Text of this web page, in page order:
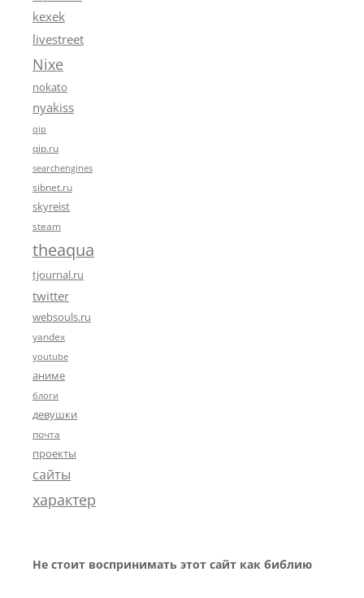
kexek
livestreet
Nixe
nokato
nyakiss
qip
qip.ru
searchengines
sibnet.ru
skyreist
steam
theaqua
tjournal.ru
twitter
websouls.ru
yandex
youtube
аниме
блоги
девушки
почта
проекты
сайты
характер
Не стоит воспринимать этот сайт как библию